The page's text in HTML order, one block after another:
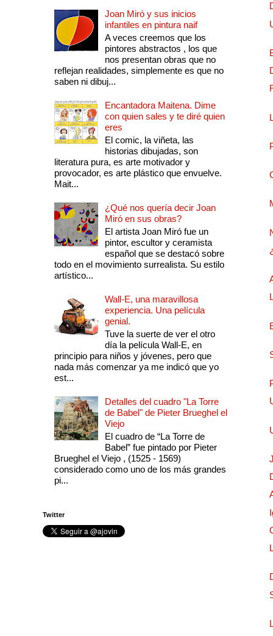
Joan Miró y sus inicios
infantiles en pintura naif
A veces creemos que los
pintores abstractos , los que
nos presentan obras que no
reflejan realidades, simplemente es que no
saben ni dibuj...
Encantadora Maitena. Dime
con quien sales y te diré quien
eres
El comic, la viñeta, las
historias dibujadas, son
literatura pura, es arte motivador y
provocador, es arte plástico que envuelve.
Mait...
¿Qué nos quería decir Joan
Miró en sus obras?
El artista Joan Miró fue un
pintor, escultor y ceramista
español que se destacó sobre
todo en el movimiento surrealista. Su estilo
artístico...
Wall-E, una maravillosa
experiencia. Una película
genial.
Tuve la suerte de ver el otro
día la película Wall-E, en
principio para niños y jóvenes, pero que
nada más comenzar ya me indicó que yo
est...
Detalles del cuadro "La Torre
de Babel" de Pieter Brueghel el
Viejo
El cuadro de “La Torre de
Babel” fue pintado por Pieter
Brueghel el Viejo , (1525 - 1569)
considerado como uno de los más grandes
pi...
Twitter